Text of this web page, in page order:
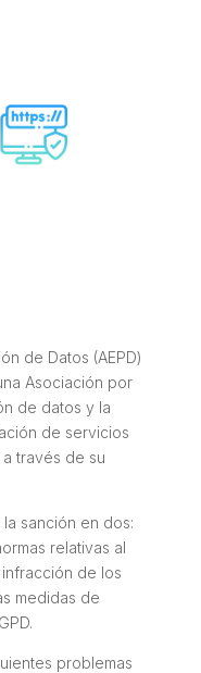
de Datos (AEPD)
Asociación por
de datos y la
de servicios
través de su
sanción en dos:
relativas al
de los
medidas de
problemas